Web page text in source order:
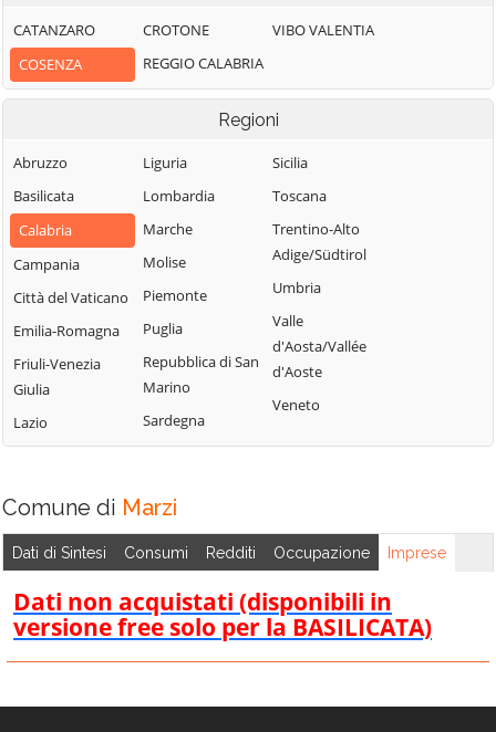
Aprigliano
Belmonte
Calabro
Bianchi
Bisignano
Bocchigliero
Bonifati
Buonvicino
Calopezzati
Cariati
Carolei
Carpanzano
Casali del Manco
Cassano all'Ionio
Piemontese
Lago
Laino Castello
Lappano
Lattarico
Longobardi
Longobucco
Lungro
Luzzi
Mandatoriccio
Mangone
Marano
Marchesato
Marano
Albanese
San Demetrio
Corone
San Donato di
San Giorgio
Albanese
San Giovanni in
Fiore
San Lorenzo
Vallo
Argentano
Finita
San Nicola Arcella
CATANZARO
COSENZA
CROTONE
REGGIO CALABRIA
VIBO VALENTIA
Regioni
Abruzzo
Basilicata
Calabria
Campania
Città del Vaticano
Emilia-Romagna
Friuli-Venezia
Giulia
Lazio
Liguria
Lombardia
Marche
Molise
Piemonte
Puglia
Repubblica di San
Marino
Sardegna
Sicilia
Toscana
Trentino-Alto
Adige/Südtirol
Umbria
Valle
d'Aosta/Vallée
d'Aoste
Veneto
Comune di Marzi
Dati di Sintesi Consumi Redditi Occupazione Imprese
Dati non acquistati (disponibili in
versione free solo per la BASILICATA)